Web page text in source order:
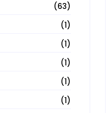
(63)
(1)
(1)
(1)
(1)
(1)